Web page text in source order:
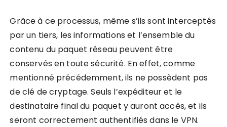
Grâce à ce processus, même s’ils sont interceptés
par un tiers, les informations et l’ensemble du
contenu du paquet réseau peuvent être
conservés en toute sécurité. En effet, comme
mentionné précédemment, ils ne possèdent pas
de clé de cryptage. Seuls l’expéditeur et le
destinataire final du paquet y auront accès, et ils
seront correctement authentifiés dans le VPN.